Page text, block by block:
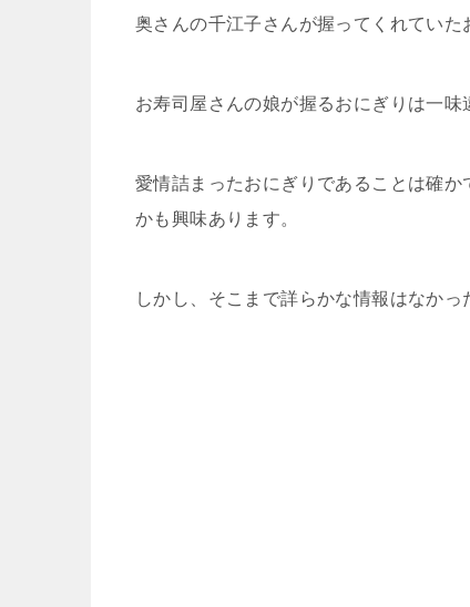
奥さんの千江子さんが握ってくれていた
お寿司屋さんの娘が握るおにぎりは一
愛情詰まったおにぎりであることは確
かも興味あります。
しかし、そこまで詳らかな情報はなか